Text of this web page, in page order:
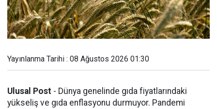
Yayınlanma Tarihi : 08 Ağustos 2026 01:30
Ulusal Post - Dünya genelinde gıda fiyatlarındaki
yükseliş ve gıda enflasyonu durmuyor. Pandemi